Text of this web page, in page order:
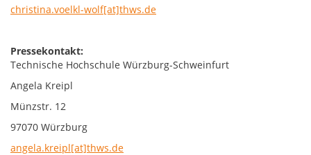
christina.voelkl-wolf[at]thws.de
Pressekontakt:
Technische Hochschule Würzburg-Schweinfurt
Angela Kreipl
Münzstr. 12
97070 Würzburg
angela.kreipl[at]thws.de